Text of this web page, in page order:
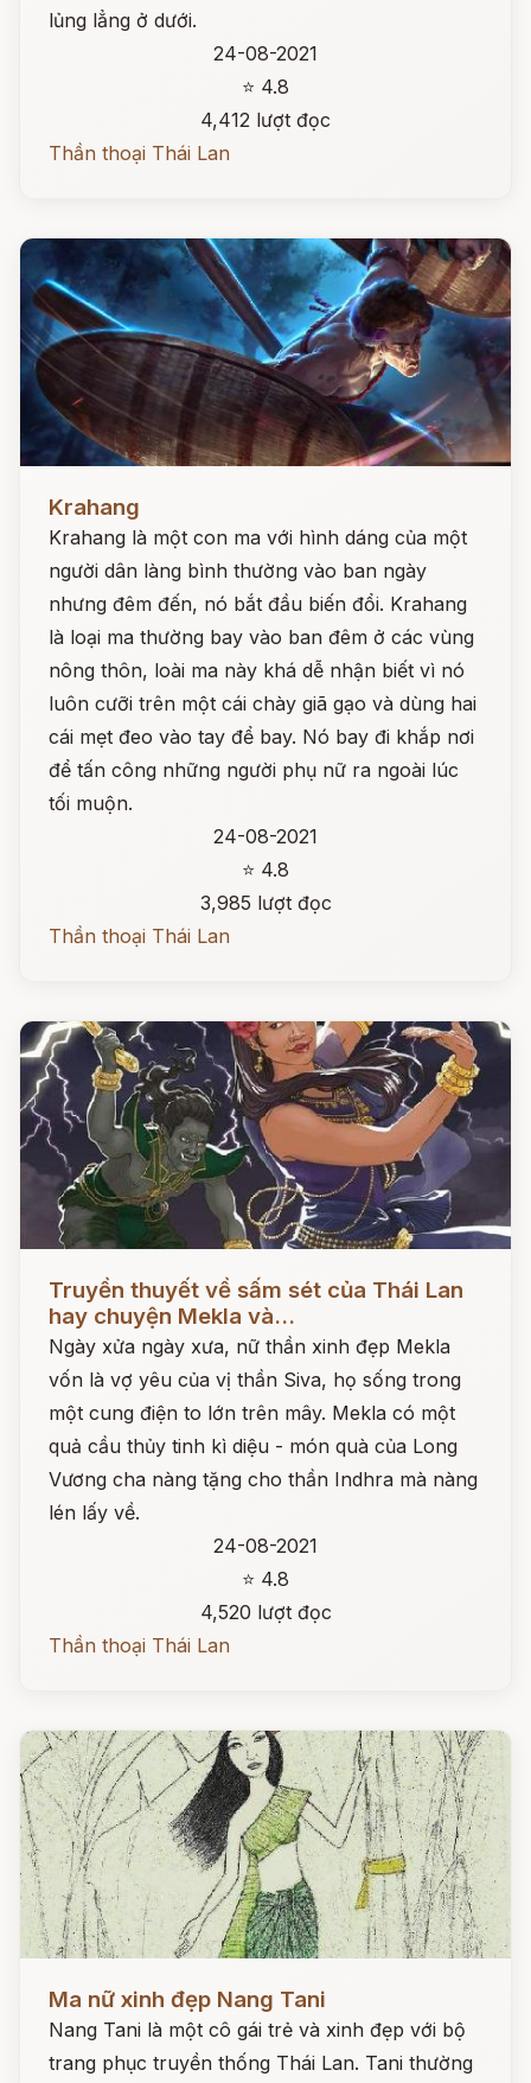
lủng lẳng ở dưới.
24-08-2021
⭐ 4.8
4,412 lượt đọc
Thần thoại Thái Lan
Krahang
Krahang là một con ma với hình dáng của một
người dân làng bình thường vào ban ngày
nhưng đêm đến, nó bắt đầu biến đổi. Krahang
là loại ma thường bay vào ban đêm ở các vùng
nông thôn, loài ma này khá dễ nhận biết vì nó
luôn cưỡi trên một cái chày giã gạo và dùng hai
cái mẹt đeo vào tay để bay. Nó bay đi khắp nơi
để tấn công những người phụ nữ ra ngoài lúc
tối muộn.
24-08-2021
⭐ 4.8
3,985 lượt đọc
Thần thoại Thái Lan
Đọc ngay
Truyền thuyết về sấm sét của Thái Lan
hay chuyện Mekla và...
Ngày xửa ngày xưa, nữ thần xinh đẹp Mekla
vốn là vợ yêu của vị thần Siva, họ sống trong
một cung điện to lớn trên mây. Mekla có một
quả cầu thủy tinh kì diệu - món quà của Long
Vương cha nàng tặng cho thần Indhra mà nàng
lén lấy về.
24-08-2021
⭐ 4.8
4,520 lượt đọc
Thần thoại Thái Lan
Ma nữ xinh đẹp Nang Tani
Nang Tani là một cô gái trẻ và xinh đẹp với bộ
trang phục truyền thống Thái Lan. Tani thường